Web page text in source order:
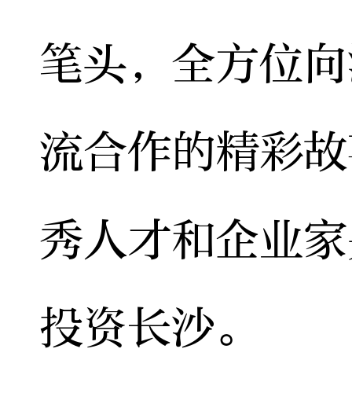
笔头，全方位
流合作的精彩
秀人才和企业
投资长沙。